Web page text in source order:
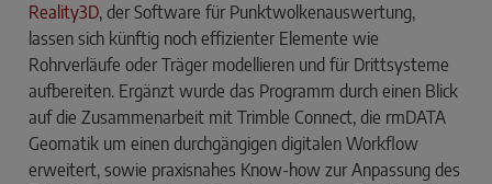
Reality3D, der Software für Punktwolkenauswertung,
lassen sich künftig noch effizienter Elemente wie
Rohrverläufe oder Träger modellieren und für Drittsysteme
aufbereiten. Ergänzt wurde das Programm durch einen Blick
auf die Zusammenarbeit mit Trimble Connect, die rmDATA
Geomatik um einen durchgängigen digitalen Workflow
erweitert, sowie praxisnahes Know-how zur Anpassung des